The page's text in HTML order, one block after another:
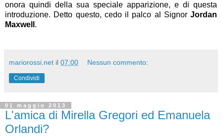
onora quindi della sua speciale apparizione, e di questa
introduzione. Detto questo, cedo il palco al Signor Jordan
Maxwell .
mariorossi.net il 07:00 Nessun commento:
Condividi
01 maggio 2013
L'amica di Mirella Gregori ed Emanuela
Orlandi?